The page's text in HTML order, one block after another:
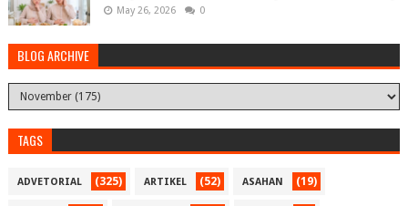
May 26, 2026 0
BLOG ARCHIVE
TAGS
ADVETORIAL (325) ARTIKEL (52) ASAHAN (19)